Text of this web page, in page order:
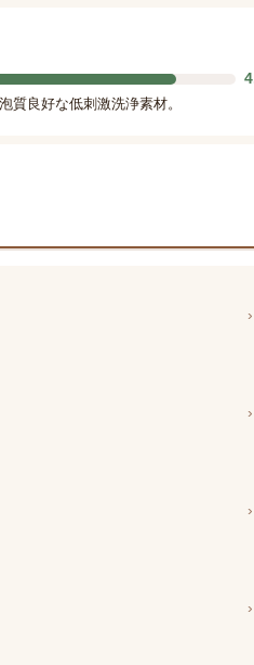
質良好な低刺激洗浄素材。
›
›
›
›